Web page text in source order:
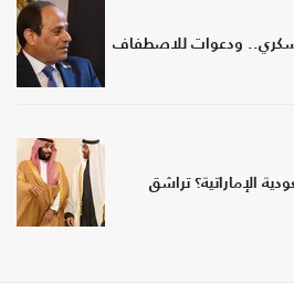
ودعوات للاصطفاف
الإماراتية؟ تراشق